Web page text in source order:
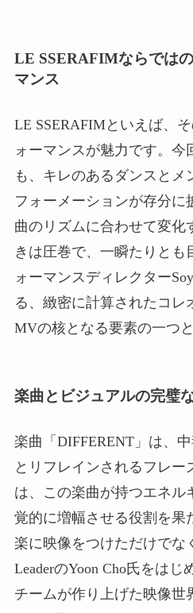
LE SSERAFIMならでは
マンス
LE SSERAFIMといえば、
ォーマンスが魅力です。今
も、キレのあるダンスとメ
フォーメーションが存分に
曲のリズムに合わせて変化
きは圧巻で、一瞬たりとも
ォーマンスディレクター
る、緻密に計算されたコレ
MVの核となる要素の一つ
楽曲とビジュアルの完璧
楽曲「DIFFERENT」は、
とリフレインされるフレ
は、この楽曲が持つエネル
覚的に増幅させる役割を果
楽に映像をつけただけでな
LeaderのYoon Cho氏をは
チームが作り上げた映像世